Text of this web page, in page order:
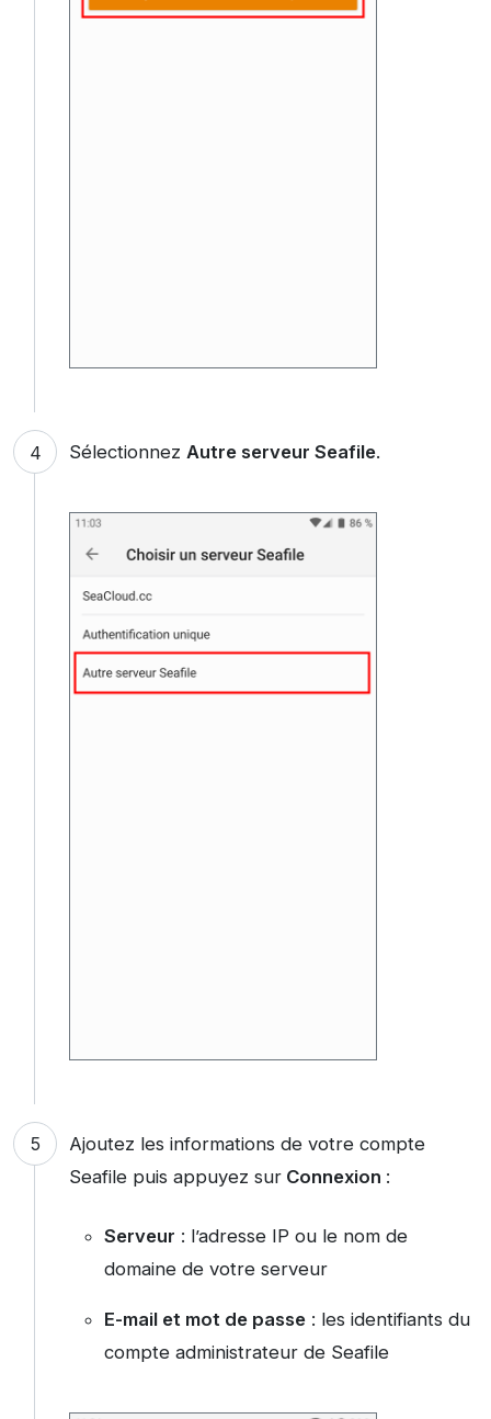
Sélectionnez Autre serveur Seafile.
Ajoutez les informations de votre compte
Seafile puis appuyez surConnexion :
Serveur : l’adresse IP ou le nom de
domaine de votre serveur
E-mail et mot de passe: les identifiants du
compte administrateur de Seafile